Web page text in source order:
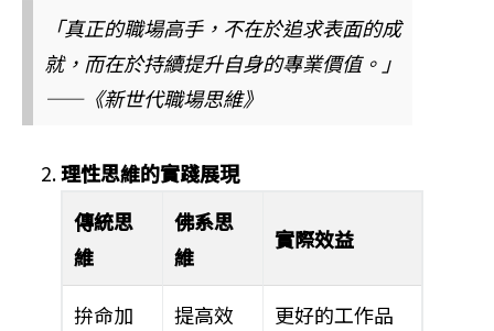
「真正的職場高手，不在於追求表面的成
就，而在於持續提升自身的專業價值。」
——《新世代職場思維》
理性思維的實踐展現
傳統思
維
佛系思
維
實際效益
拚命加
提高效
更好的工作品